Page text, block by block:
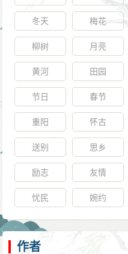
冬天 梅花
柳树 月亮
黄河 田园
节日 春节
重阳 怀古
送别 思乡
励志 友情
忧民 婉约
作者